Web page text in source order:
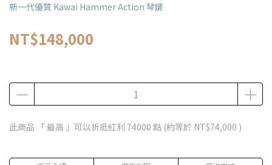
新一代優質 Kawai Hammer Action 琴鍵
NT$148,000
此商品 「 最高 」可以折抵紅利 74000 點 (約等於 NT$74,000 )